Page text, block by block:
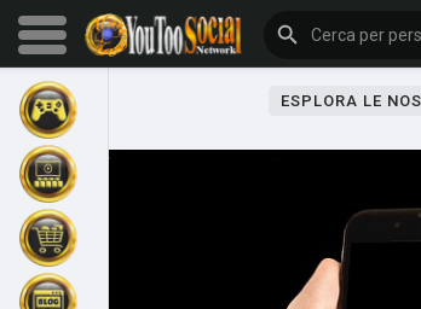
Sfoglia gli eventi
ESPLORA LE